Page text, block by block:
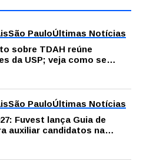
São PauloÚltimas Notícias
sobre TDAH reúne
da USP; veja como se
São PauloÚltimas Notícias
Fuvest lança Guia de
auxiliar candidatos na